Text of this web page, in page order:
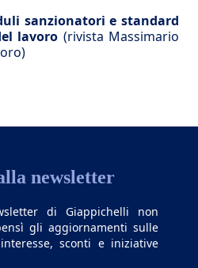
sanzionatori e standard
lavoro (rivista Massimario
newsletter
di Giappichelli non
gli aggiornamenti sulle
sconti e iniziative